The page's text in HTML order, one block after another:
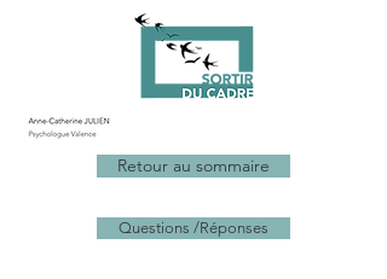
Retour au sommaire
Questions /Réponses